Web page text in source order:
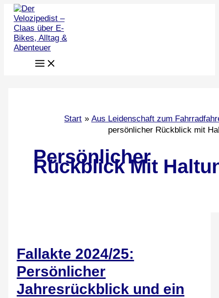
Zum
Inhalt
springen
Start
Aus Leidenschaft zum
persönlicher Rückblick mit
Persönlicher
Rückblick Mit
Fallakte 2024/25:
Persönlicher
Jahresrückblick und ein